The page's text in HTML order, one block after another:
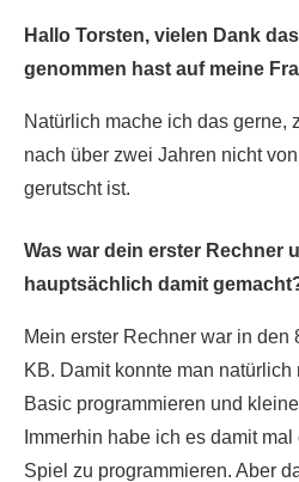
Hallo Torsten, vielen Dank
genommen hast auf meine
Natürlich mache ich das gerne,
nach über zwei Jahren nicht von
gerutscht ist.
Was war dein erster Rechner
hauptsächlich damit
Mein erster Rechner war in den
KB. Damit konnte man
Basic programmieren und
Immerhin habe ich es damit
Spiel zu programmieren. Aber